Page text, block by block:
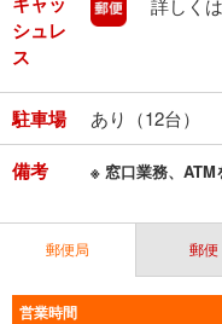
シュレ
ス
詳しくは
駐車場 あり（12台）
備考 ※ 窓口業務、ATM
郵便局 郵便
営業時間